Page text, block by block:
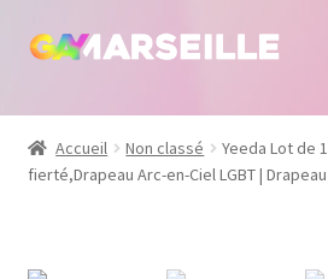
Aller
navigation
Aller
Boutique
Bijoux
Accueil Non classé
Yeeda Lot de
fierté,Drapeau Arc-en-Ciel LGBT |